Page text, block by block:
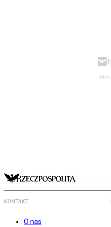
KONTAKT
O nas